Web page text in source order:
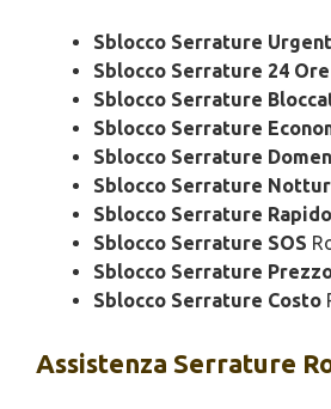
Sblocco Serrature
Sblocco Serrature 24 Ore
Sblocco Serrature
Sblocco Serrature
Sblocco Serrature
Sblocco Serrature
Sblocco Serrature Rapido
Sblocco Serrature SOS
Sblocco Serrature
Sblocco Serrature Costo
Assistenza Serrature